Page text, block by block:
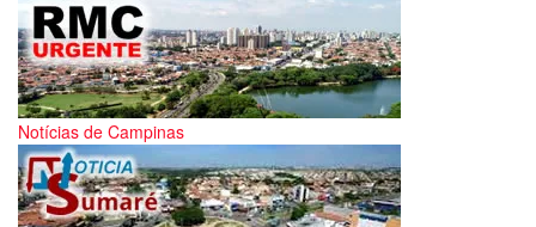
Notícias de Campinas